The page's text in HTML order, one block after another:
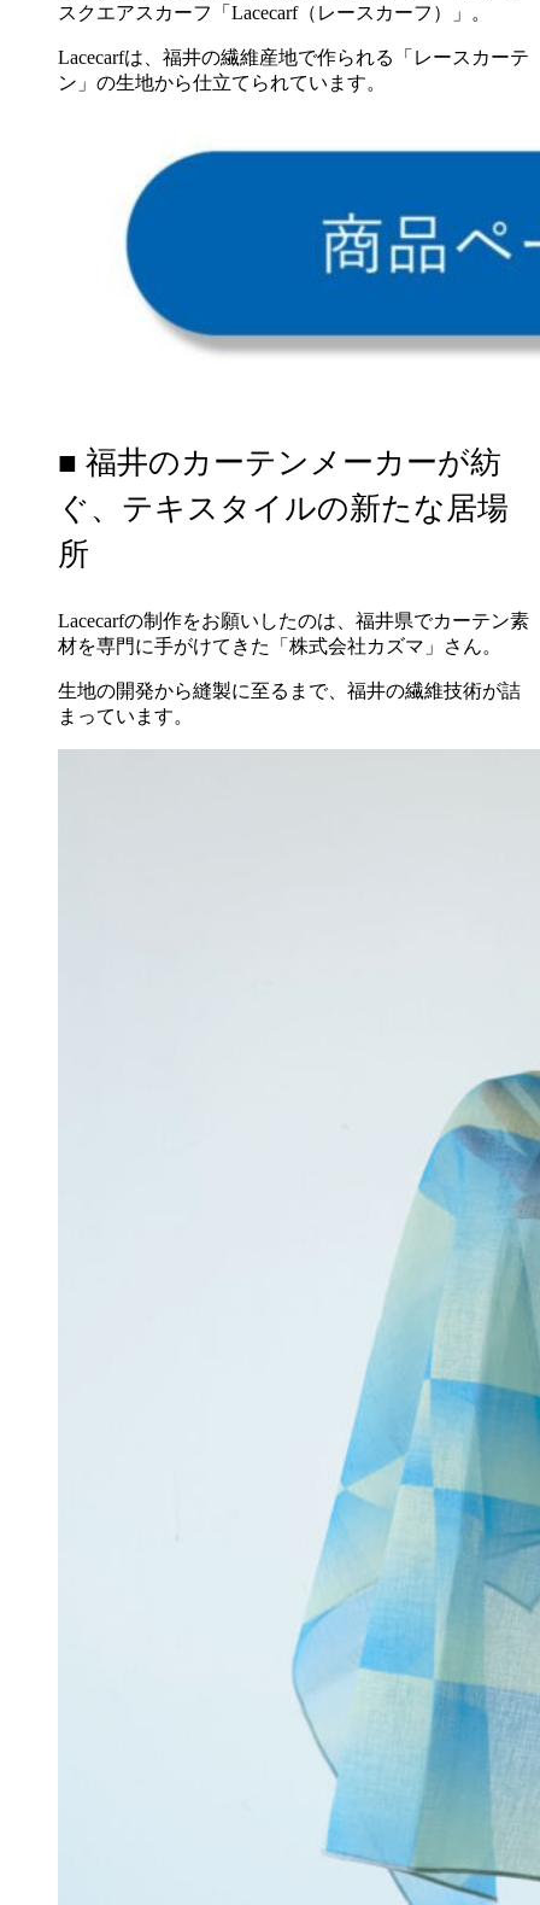
スクエアスカーフ「Lacecarf（レースカーフ）」。
Lacecarfは、福井の繊維産地で作られる「レースカーテ
ン」の生地から仕立てられています。
■ 福井のカーテンメーカーが紡
ぐ、テキスタイルの新たな居場
所
Lacecarfの制作をお願いしたのは、福井県でカーテン素
材を専門に手がけてきた「株式会社カズマ」さん。
生地の開発から縫製に至るまで、福井の繊維技術が詰
まっています。